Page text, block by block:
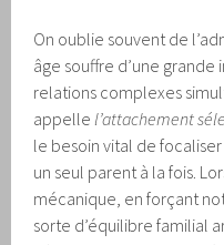
On oublie souvent de
âge souffre d’une
relations complexes
appelle l’attachement
le besoin vital de
un seul parent à la fois.
mécanique, en forçant
sorte d’équilibre familial